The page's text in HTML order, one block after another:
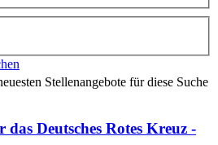
Stellenangebote für diese Suche
Deutsches Rotes Kreuz -